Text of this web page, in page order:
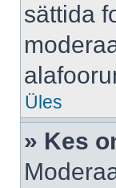
sättida
Üles
» Kes